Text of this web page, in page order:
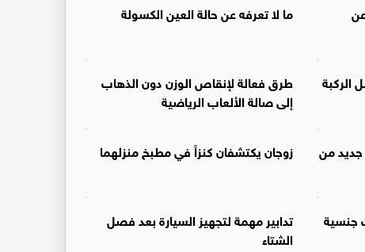
ما لا تعرفه عن حالة العين الكسولة
طرق فعالة لإنقاص الوزن دون الذهاب
إلى صالة الألعاب الرياضية
جديد من
زوجان يكتشفان كنزاً في مطبخ منزلهما
جنسية
تدابير مهمة لتجهيز السيارة بعد فصل
الشتاء